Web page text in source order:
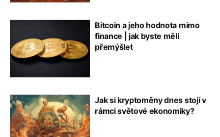
Bitcoin a jeho hodnota mimo
finance | jak byste měli
přemýšlet
Jak si kryptoměny dnes stojí v
rámci světové ekonomiky?